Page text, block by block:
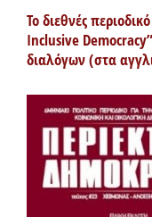
Το διεθνές
Inclusive
διαλόγων (στα